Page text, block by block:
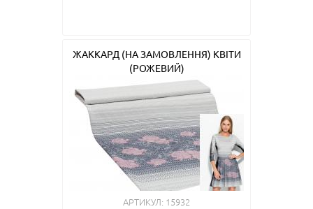
ЖАККАРД (НА ЗАМОВЛЕННЯ) КВІТИ
(РОЖЕВИЙ)
АРТИКУЛ: 15932